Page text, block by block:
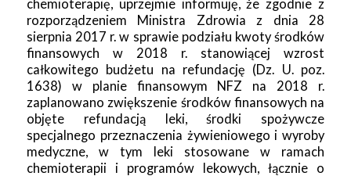
chemioterapię, uprzejmie informuję, że zgodnie z
rozporządzeniem Ministra Zdrowia z dnia 28
sierpnia 2017 r. w sprawie podziału kwoty środków
finansowych w 2018 r. stanowiącej wzrost
całkowitego budżetu na refundację (Dz. U. poz.
1638) w planie finansowym NFZ na 2018 r.
zaplanowano zwiększenie środków finansowych na
objęte refundacją leki, środki spożywcze
specjalnego przeznaczenia żywieniowego i wyroby
medyczne, w tym leki stosowane w ramach
chemioterapii i programów lekowych, łącznie o